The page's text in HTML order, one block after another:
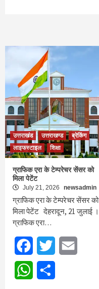
उत्तराखंड उत्तराखण्ड
ब्रेकिंग
लाइफस्टाइल
शिक्षा
ग्राफिक एरा के टेम्परेचर सेंसर को
मिला पेटेंट
July 21, 2026 newsadmin
ग्राफिक एरा के टेम्परेचर सेंसर को
मिला पेटेंट देहरादून, 21 जुलाई ।
ग्राफिक एरा…
FacebookTwitter
WhatsApp